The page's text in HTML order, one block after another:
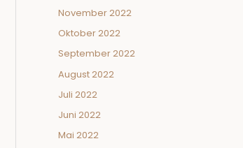
November 2022
Oktober 2022
September 2022
August 2022
Juli 2022
Juni 2022
Mai 2022